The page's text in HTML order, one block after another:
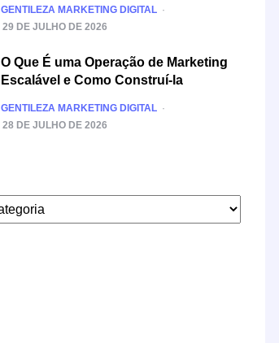
POSTED
GENTILEZA MARKETING DIGITAL
29 DE JULHO DE 2026
O Que É uma Operação de Marketing
Escalável e Como Construí-la
POSTED
GENTILEZA MARKETING DIGITAL
28 DE JULHO DE 2026